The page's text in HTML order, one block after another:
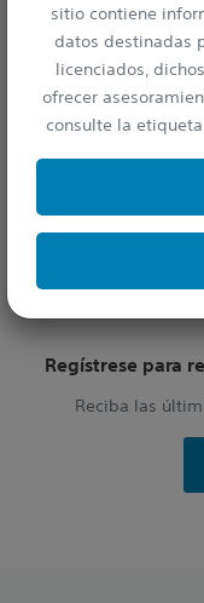
sitio contiene
datos destinadas
licenciados,
ofrecer
consulte la
Manténgase al
Regístrese para
Reciba las